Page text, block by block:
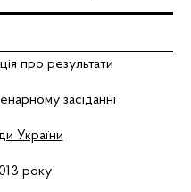
про результати
засіданні
України
року